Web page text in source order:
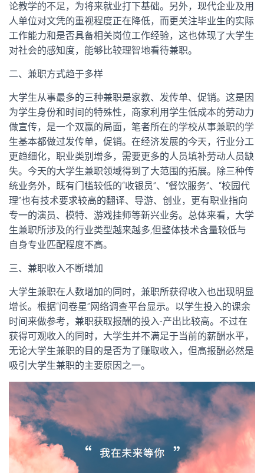
论教学的不足，为将来就业打下基础。另外，现代企业及用
人单位对文凭的重视程度正在降低，而更关注毕业生的实际
工作能力和是否具备相关岗位工作经验，这也体现了大学生
对社会的感知度，能够比较理智地看待兼职。
二、兼职方式趋于多样
大学生从事最多的三种兼职是家教、发传单、促销。这是因
为学生身份和时间的特殊性，商家利用学生低成本的劳动力
做宣传，是一个双赢的局面，笔者所在的学校从事兼职的学
生基本都做过发传单，促销。在经济发展的今天，行业分工
更趋细化，职业类别增多，需要更多的人员填补劳动人员缺
失。今天的大学生兼职领域得到了大范围的拓展。除三种传
统业务外，既有门槛较低的“收银员”、“餐饮服务”、“校园代
理”也有技术要求较高的翻译、导游、创业，更有职业指向
专一的演员、模特、游戏挂师等新兴业务。总体来看，大学
生兼职所涉及的行业类型越来越多,但整体技术含量较低与
自身专业匹配程度不高。
三、兼职收入不断增加
大学生兼职在人数增加的同时，兼职所获得收入也出现明显
增长。根据“问卷星”网络调查平台显示。以学生投入的课余
时间来做参考，兼职获取报酬的投入-产出比较高。不过在
获得可观收入的同时，大学生并不满足于当前的薪酬水平，
无论大学生兼职的目的是否为了赚取收入，但高报酬必然是
吸引大学生兼职的主要原因之一。